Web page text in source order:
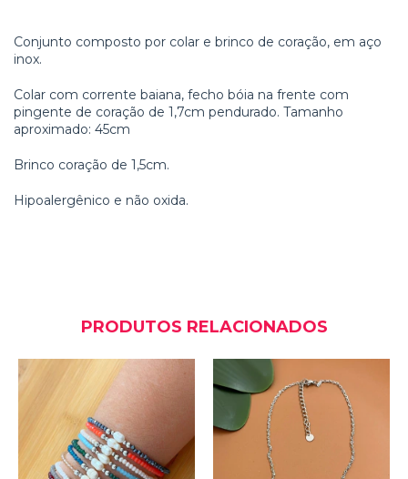
Conjunto composto por colar e brinco de coração, em aço
inox.
Colar com corrente baiana, fecho bóia na frente com
pingente de coração de 1,7cm pendurado. Tamanho
aproximado: 45cm
Brinco coração de 1,5cm.
Hipoalergênico e não oxida.
PRODUTOS RELACIONADOS